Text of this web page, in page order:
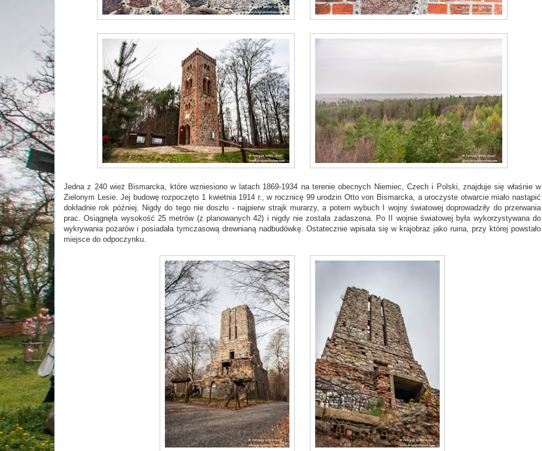
Jedna z 240 wież Bismarcka, które wzniesiono wlatach 1869-1934 na terenie obecnych Niemiec, Czech i Polski, znajduje się właśnie w
Zielonym Lesie. Jej budowę rozpoczęto 1 kwietnia 1914 r., w rocznicę 99 urodzin Otto von Bismarcka, a uroczyste otwarcie miało nastąpić
dokładnie rok później. Nigdy do tego nie doszło - najpierw strajk murarzy, a potem wybuch I wojny światowej doprowadziły do przerwania
prac. Osiągnęła wysokość 25 metrów (z planowanych 42) i nigdy nie została zadaszona. Po II wojnie światowej była wykorzystywana do
wykrywania pożarów i posiadała tymczasową drewnianą nadbudówkę. Ostatecznie wpisała się w krajobraz jako ruina, przy której powstało
miejsce do odpoczynku.